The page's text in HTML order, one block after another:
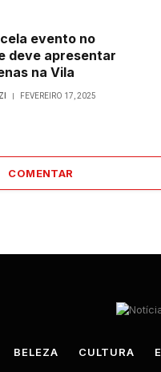
evento no
deve apresentar
na Vila
FEVEREIRO 17, 2025
COMENTAR
BELEZA CULTURA